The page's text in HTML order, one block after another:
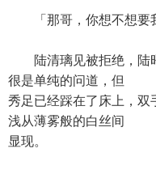
「那哥，你想不想要我
陆清璃见被拒绝，陆昭
很是单纯的问道，但
秀足已经踩在了床上，双
浅从薄雾般的白丝间
显现。